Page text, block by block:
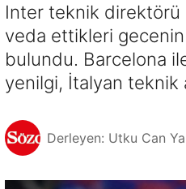
Inter teknik direktörü
veda ettikleri gecenin
bulundu. Barcelona
yenilgi, İtalyan teknik
Derleyen: Utku Can